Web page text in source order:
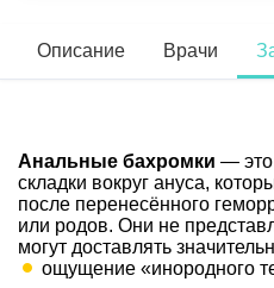
Описание Врачи
Анальные бахромки —
складки вокруг ануса,
после перенесённого
или родов. Они не
могут доставлять
ощущение «инородного